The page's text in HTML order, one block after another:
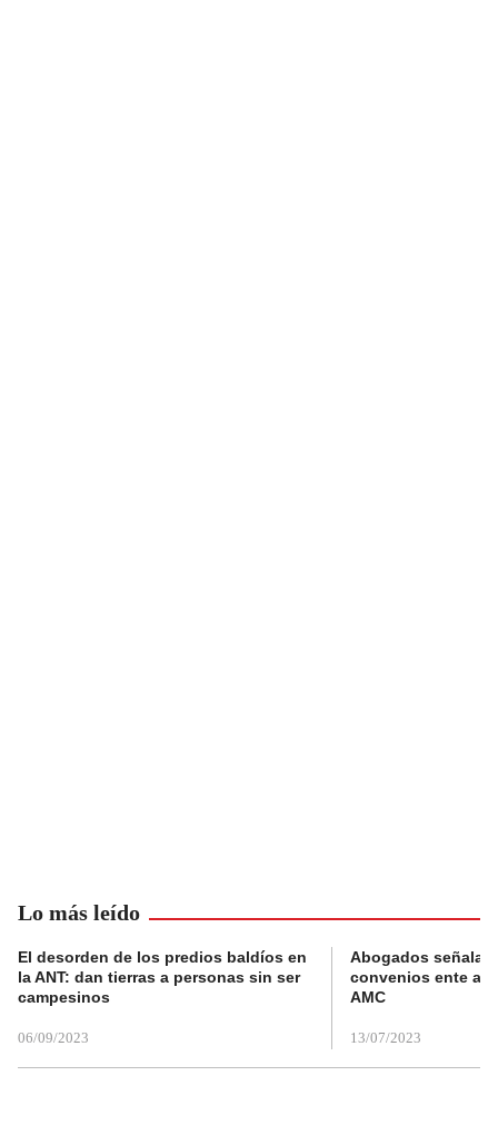
Lo más leído
El desorden de los predios baldíos en
la ANT: dan tierras a personas sin ser
campesinos
06/09/2023
Abogados
convenios ente
AMC
13/07/2023